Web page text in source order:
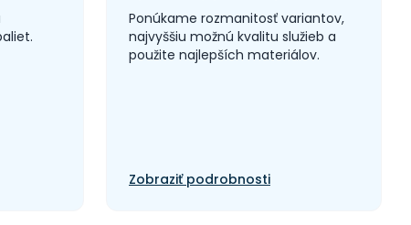
Ponúkame rozmanitosť variantov,
najvyššiu možnú kvalitu služieb a
použite najlepších materiálov.
Zobraziť podrobnosti